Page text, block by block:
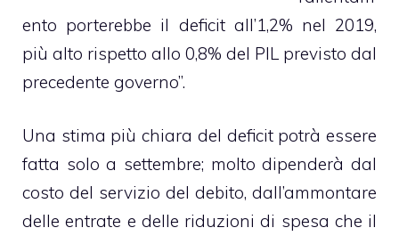
ento porterebbe il deficit all’1,2% nel 2019,
più alto rispetto allo 0,8% del PIL previsto dal
precedente governo”.
Una stima più chiara del deficit potrà essere
fatta solo a settembre; molto dipenderà dal
costo del servizio del debito, dall’ammontare
delle entrate e delle riduzioni di spesa che il